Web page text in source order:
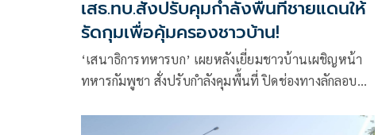
เสธ.ทบ.สั่งปรับคุมกำลังพื้นที่ชายแดนให้
รัดกุมเพื่อคุ้มครองชาวบ้าน!
‘เสนาธิการทหารบก’ เผยหลังเยี่ยมชาวบ้านเผชิญหน้า
ทหารกัมพูชา สั่งปรับกำลังคุมพื้นที่ ปิดช่องทางลักลอบ
ทราบก่อน หากเกิดเหตุจะได้ช่วยทัน